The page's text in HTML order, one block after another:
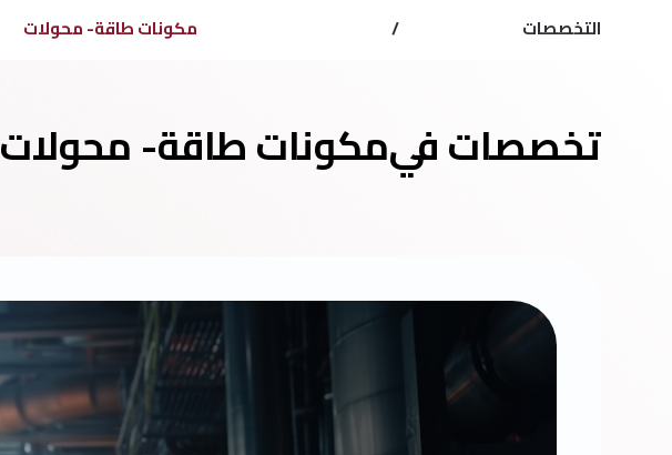
التخصصات / مكونات طاقة- محولات
تخصصات فيمكونات طاقة- محولات